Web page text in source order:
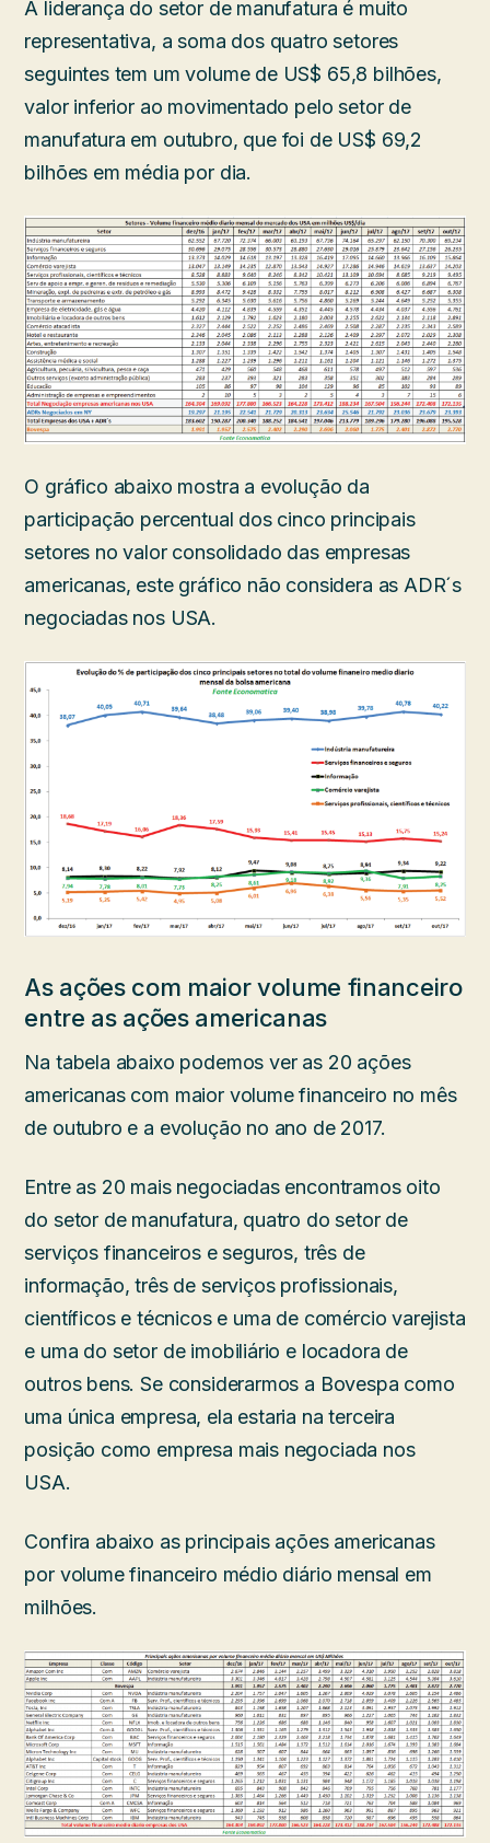
A liderança do setor de manufatura é muito
representativa, a soma dos quatro setores
seguintes tem um volume de US$ 65,8 bilhões,
valor inferior ao movimentado pelo setor de
manufatura em outubro, que foi de US$ 69,2
bilhões em média por dia.
O gráfico abaixo mostra a evolução da
participação percentual dos cinco principais
setores no valor consolidado das empresas
americanas, este gráfico não considera as ADR´s
negociadas nos USA.
As ações com maior volume financeiro
entre as ações americanas
Na tabela abaixo podemos ver as 20 ações
americanas com maior volume financeiro no mês
de outubro e a evolução no ano de 2017.
Entre as 20 mais negociadas encontramos oito
do setor de manufatura, quatro do setor de
serviços financeiros e seguros, três de
informação, três de serviços profissionais,
científicos e técnicos e uma de comércio varejista
e uma do setor de imobiliário e locadora de
outros bens. Se considerarmos a Bovespa como
uma única empresa, ela estaria na terceira
posição como empresa mais negociada nos
USA.
Confira abaixo as principais ações americanas
por volume financeiro médio diário mensal em
milhões.